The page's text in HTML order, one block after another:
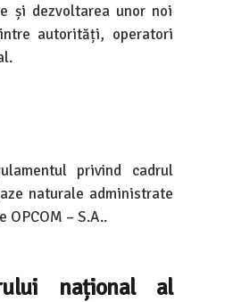
și dezvoltarea unor noi
autorități, operatori
privind cadrul
naturale administrate
– S.A..
național al